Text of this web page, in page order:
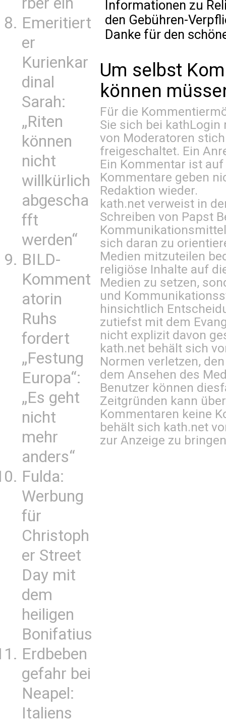
Emeritiert
er
Kurienkar
dinal
Sarah:
„Riten
können
nicht
willkürlich
abgescha
fft
werden“
BILD-
Komment
atorin
Ruhs
fordert
„Festung
Europa“:
„Es geht
nicht
mehr
anders“
Fulda:
Werbung
für
Christoph
er Street
Day mit
dem
heiligen
Bonifatius
Erdbeben
gefahr bei
Neapel:
Italiens
Informationen zu
den Gebühren-
Danke für den
Um selbst
können
Für die
Sie sich bei kathLogin
von Moderatoren
freigeschaltet. Ein
Ein Kommentar ist
Kommentare geben
Redaktion wieder.
kath.net verweist in
Schreiben von Papst
sich daran zu
Medien mitzuteilen
religiöse Inhalte auf
Medien zu setzen,
und
hinsichtlich
zutiefst mit dem
nicht explizit davon
kath.net behält sich
Normen verletzen,
dem Ansehen des
Benutzer können
Zeitgründen kann
Kommentaren keine
behält sich kath.net
zur Anzeige zu